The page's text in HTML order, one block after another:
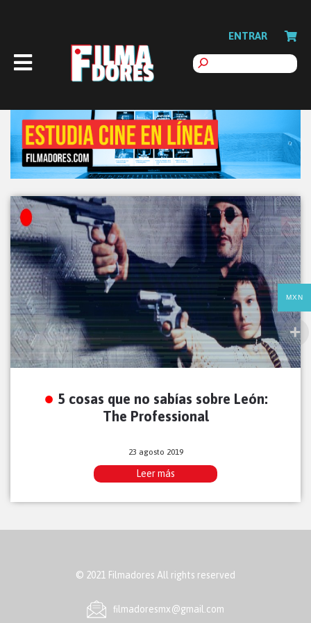
ENTRAR
5 cosas que no sabías sobre León:
The Professional
23 agosto 2019
Leer más
© 2021 Filmadores All rights reserved
ﬁlmadoresmx@gmail.com
MXN